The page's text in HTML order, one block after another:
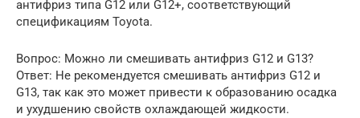
антифриз типа G12 или G12+, соответствующий
спецификациям Toyota.
Вопрос: Можно ли смешивать антифриз G12 и G13?
Ответ: Не рекомендуется смешивать антифриз G12 и
G13, так как это может привести к образованию осадка
и ухудшению свойств охлаждающей жидкости.